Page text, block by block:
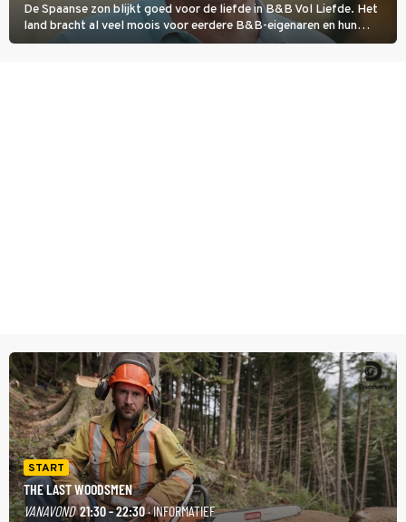
De Spaanse zon blijkt goed voor de liefde in B&B Vol Liefde. Het
land bracht al veel moois voor eerdere B&B-eigenaren en hun
partners. Ook Paul runt zijn gastenverblijf in Spanje. De 62-jarige
START
THE LAST WOODSMEN
VANAVOND 21:30 - 22:30· INFORMATIEF